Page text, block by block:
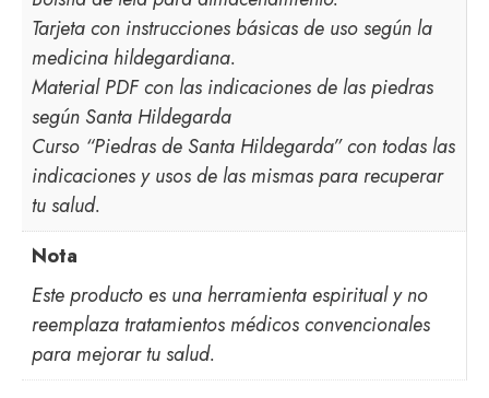
Tarjeta con instrucciones básicas de uso según la
medicina hildegardiana.
Material PDF con las indicaciones de las piedras
según Santa Hildegarda
Curso “Piedras de Santa Hildegarda” con todas las
indicaciones y usos de las mismas para recuperar
tu salud.
Nota
Este producto es una herramienta espiritual y no
reemplaza tratamientos médicos convencionales
para mejorar tu salud.